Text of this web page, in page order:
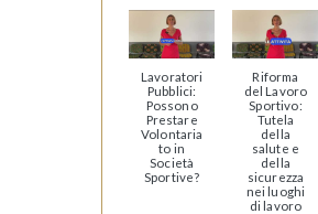
Lavoratori
Pubblici:
Possono
Prestare
Volontaria
to in
Società
Sportive?
Riforma
del Lavoro
Sportivo:
Tutela
della
salute e
della
sicurezza
nei luoghi
di lavoro